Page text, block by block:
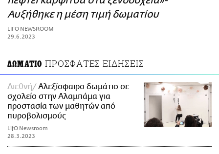
ΑΜΠΑ
PRINT
Αυξήθηκε η μέση τιμή δωματίου
LIFO NEWSROOM
29.6.2023
ΔΩΜΑΤΙΟ ΠΡΟΣΦΑΤΕΣ ΕΙΔΗΣΕΙΣ
Διεθνή
Αλεξίσφαιρο δωμάτιο σε
σχολείο στην Αλαμπάμα για
προστασία των μαθητών από
πυροβολισμούς
LifO Newsroom
28.3.2023